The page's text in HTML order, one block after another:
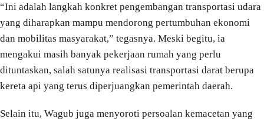
“Ini adalah langkah konkret pengembangan transportasi udara
yang diharapkan mampu mendorong pertumbuhan ekonomi
dan mobilitas masyarakat,” tegasnya. Meski begitu, ia
mengakui masih banyak pekerjaan rumah yang perlu
dituntaskan, salah satunya realisasi transportasi darat berupa
kereta api yang terus diperjuangkan pemerintah daerah.
Selain itu, Wagub juga menyoroti persoalan kemacetan yang